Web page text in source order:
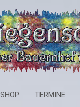
TERMINE